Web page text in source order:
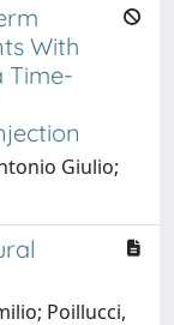
With
Time-
Giulio;
Poillucci,